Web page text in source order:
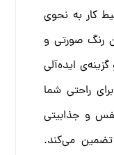
کار به نحوی
رنگ صورتی و
ایده‌آلی
راحتی شما
و جذابیتی
تضمین می‌کند.